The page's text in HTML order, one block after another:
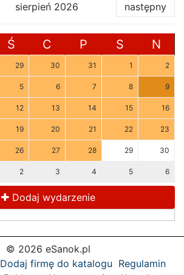
sierpień 2026 następny
Ś C P S N
29 30 31 1 2
5 6 7 8 9
12 13 14 15 16
19 20 21 22 23
26 27 28 29 30
2 3 4 5 6
Dodaj wydarzenie
© 2026 eSanok.pl
Dodaj firmę do katalogu Regulamin